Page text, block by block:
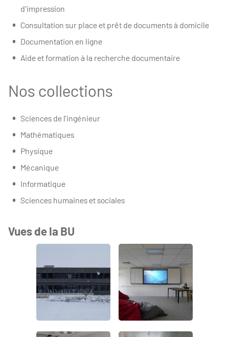
d'impression
Consultation sur place et prêt de documents à domicile
Documentation en ligne
Aide et formation à la recherche documentaire
Nos collections
Sciences de l’ingénieur
Mathématiques
Physique
Mécanique
Informatique
Sciences humaines et sociales
Vues de la BU